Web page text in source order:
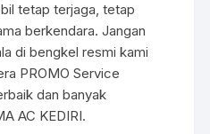
tetap terjaga, tetap
berkendara. Jangan
di bengkel resmi kami
PROMO Service
dan banyak
AC KEDIRI.